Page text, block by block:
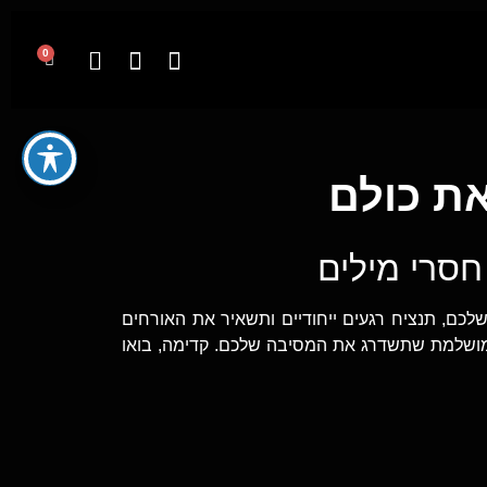
0
כולם
מילים
תנציח רגעים ייחודיים ותשאיר את האורחים
שתשדרג את המסיבה שלכם. קדימה, בואו